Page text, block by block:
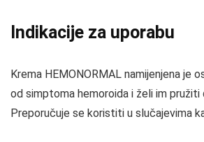
Indikacije za uporabu
Krema HEMONORMAL namijenjena je
od simptoma hemoroida i želi im pružiti
Preporučuje se koristiti u slučajevima